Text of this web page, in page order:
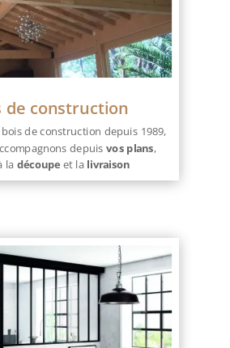
de construction
de construction depuis 1989,
depuisvos plans,
la découpeet la livraison